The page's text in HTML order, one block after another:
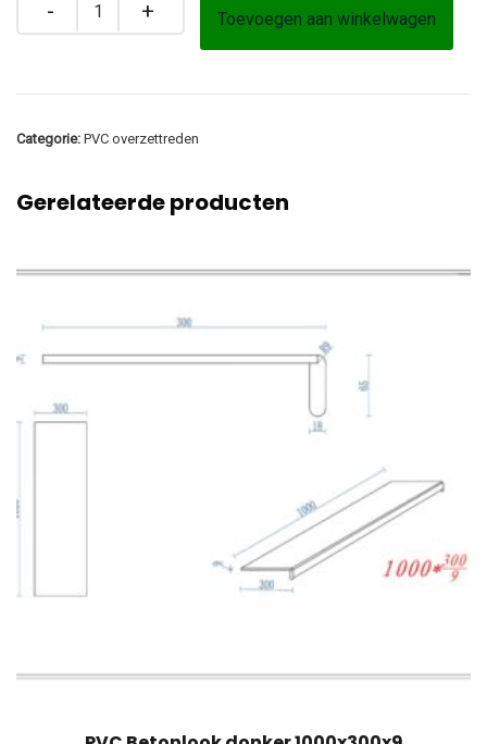
Toevoegen aan winkelwagen
Categorie: PVC overzettreden
Gerelateerde producten